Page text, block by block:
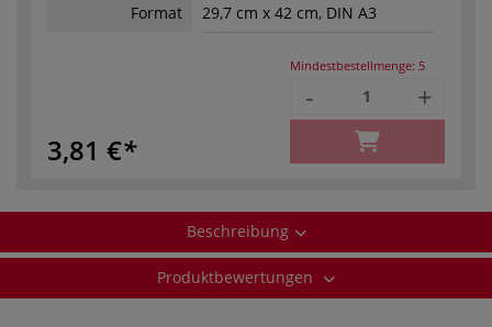
Format 29,7 cm x 42 cm, DIN A3
3,81 €
Mindestbestellmenge: 5
- +
Beschreibung
Produktbewertungen